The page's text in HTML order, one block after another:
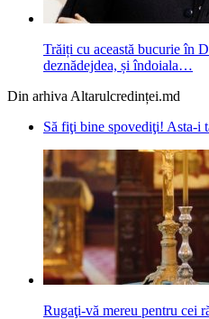
Trăiți cu această bucurie în
deznădejdea, și îndoiala…
Din arhiva Altarulcredinței.md
Să fiţi bine spovediţi! Asta-i
Rugaţi-vă mereu pentru cei